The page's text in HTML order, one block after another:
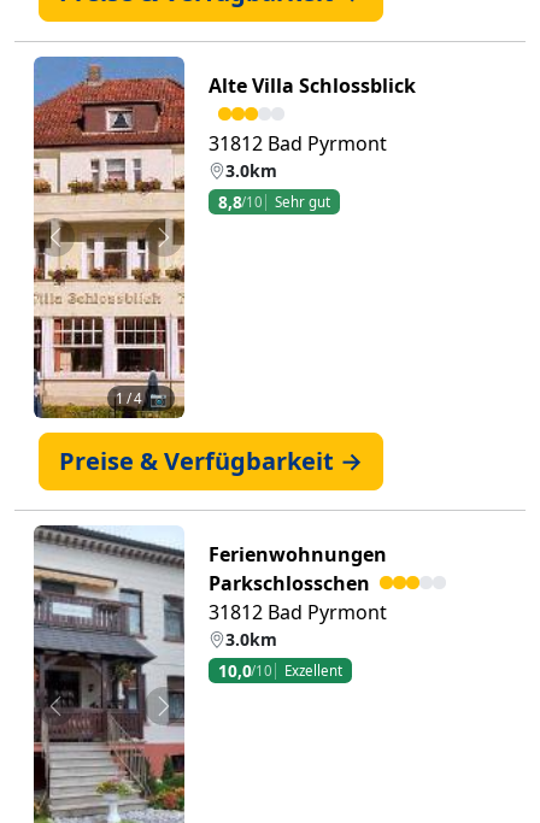
Zurück Weiter
1 / 4 📷
Alte Villa Schlossblick
31812 Bad Pyrmont
3.0km
8,8/10 Sehr gut
Preise & Verfügbarkeit →
Zurück Weiter
Ferienwohnungen
Parkschlosschen
31812 Bad Pyrmont
3.0km
10,0/10 Exzellent